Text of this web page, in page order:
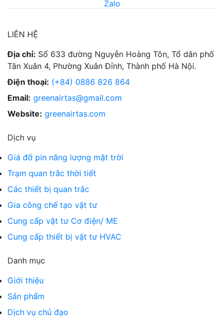
LIÊN HỆ
Địa chỉ: Số 633 đường Nguyễn Hoàng Tôn, Tổ dân phố
Tân Xuân 4, Phường Xuân Đỉnh, Thành phố Hà Nội.
Điện thoại: (+84) 0886 826 864
Email: greenairtas@gmail.com
Website: greenairtas.com
Dịch vụ
Giá đỡ pin năng lượng mặt trời
Trạm quan trắc thời tiết
Các thiết bị quan trắc
Gia công chế tạo vật tư
Cung cấp vật tư Cơ điện/ ME
Cung cấp thiết bị vật tư HVAC
Danh mục
Giới thiệu
Sản phẩm
Dịch vụ chủ đạo